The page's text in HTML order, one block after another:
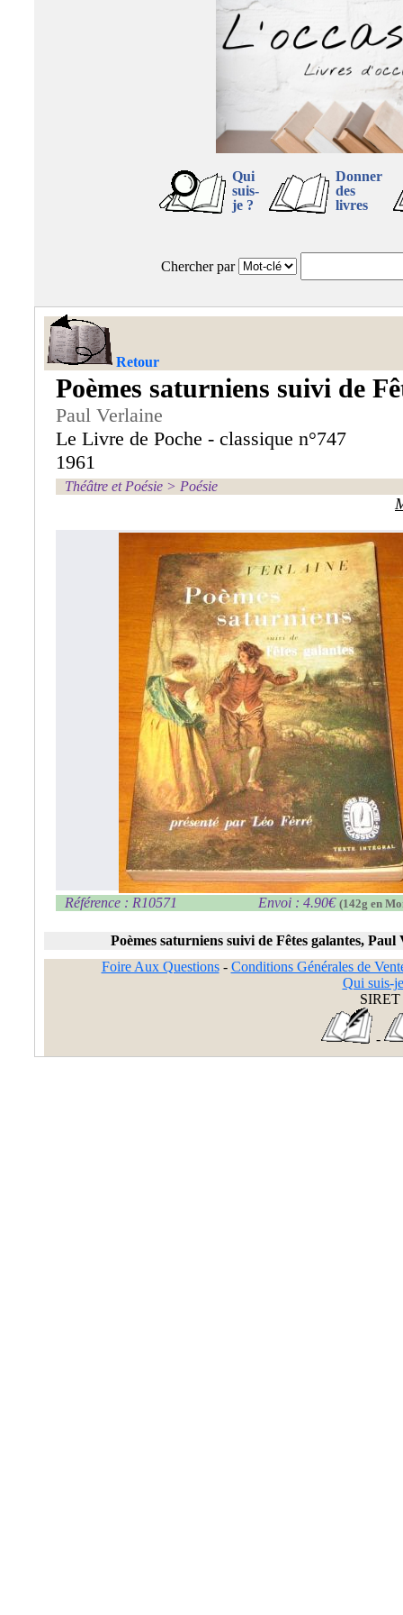
Qui
suis-
je ?
Donner
des
livres
Chercher par
Retour
Poèmes saturniens suivi de
Paul Verlaine
Le Livre de Poche - classique n°747
1961
Théâtre et Poésie > Poésie
Référence : R10571 Envoi : 4.90€ (142g en
Poèmes saturniens suivi de Fêtes galantes, Paul
Foire Aux Questions- Conditions Générales de
Qui suis-
SIRET
-